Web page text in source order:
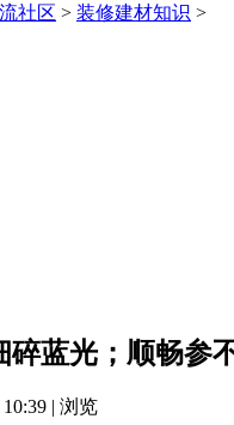
社区 > 装修建材知识 >
碎蓝光；顺畅参
| 浏览